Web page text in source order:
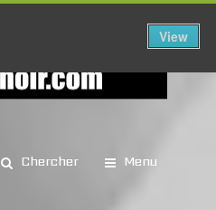
Chercher Menu
View